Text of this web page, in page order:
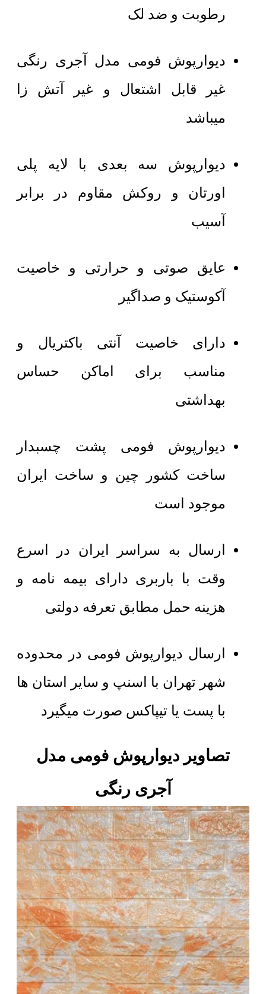
رطوبت و ضد لک
دیوارپوش فومی مدل آجری رنگی
غیر قابل اشتعال و غیر آتش زا
میباشد
دیوارپوش سه بعدی با لایه پلی
اورتان و روکش مقاوم در برابر
آسیب
عایق صوتی و حرارتی و خاصیت
آکوستیک و صداگیر
دارای خاصیت آنتی باکتریال و
مناسب برای اماکن حساس
بهداشتی
دیوارپوش فومی پشت چسبدار
ساخت کشور چین و ساخت ایران
موجود است
ارسال به سراسر ایران در اسرع
وقت با باربری دارای بیمه نامه و
هزینه حمل مطابق تعرفه دولتی
ارسال دیوارپوش فومی در محدوده
شهر تهران با اسنپ و سایر استان ها
با پست یا تیپاکس صورت میگیرد
تصاویر دیوارپوش فومی مدل
آجری رنگی